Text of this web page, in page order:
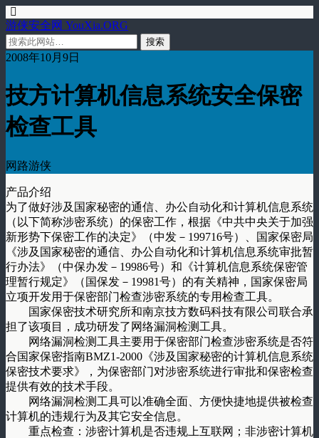
游侠安全网 YouXia.ORG
2008年10月9日
技方计算机信息系统安全保密
检查工具
网路游侠
产品介绍
为了做好涉及国家秘密的通信、办公自动化和计算机信息系统
（以下简称涉密系统）的保密工作，根据《中共中央关于加强
新形势下保密工作的决定》（中发－199716号）、国家保密局
《涉及国家秘密的通信、办公自动化和计算机信息系统审批暂
行办法》（中保办发－19986号）和《计算机信息系统保密管
理暂行规定》（国保发－19981号）的有关精神，国家保密局
立项开发用于保密部门检查涉密系统的专用检查工具。
国家保密技术研究所和南京技方数码科技有限公司联合承
担了该项目，成功研发了网络漏洞检测工具。
网络漏洞检测工具主要用于保密部门检查涉密系统是否符
合国家保密指南BMZ1-2000《涉及国家秘密的计算机信息系统
保密技术要求》，为保密部门对涉密系统进行审批和保密检查
提供有效的技术手段。
网络漏洞检测工具可以准确全面、方便快捷地提供被检查
计算机的违规行为及其它安全信息。
重点检查：涉密计算机是否违规上互联网；非涉密计算机